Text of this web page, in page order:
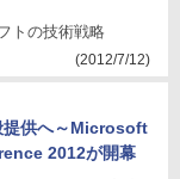
トの技術戦略
(2012/7/12)
供へ～Microsoft
2012が開幕